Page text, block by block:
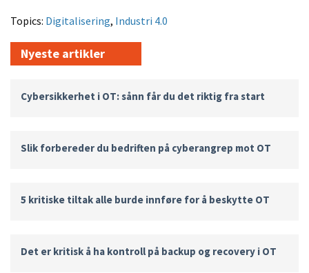
Topics: Digitalisering, Industri 4.0
Nyeste artikler
Cybersikkerhet i OT: sånn får du det riktig fra start
Slik forbereder du bedriften på cyberangrep mot OT
5 kritiske tiltak alle burde innføre for å beskytte OT
Det er kritisk å ha kontroll på backup og recovery i OT